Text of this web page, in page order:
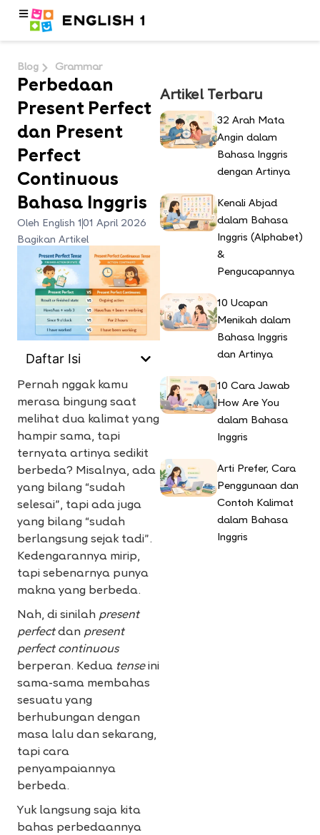
Blog Grammar
Perbedaan
Present Perfect
dan Present
Perfect
Continuous
Bahasa Inggris
Oleh English 1 01 April 2026
Bagikan Artikel
Daftar Isi
Pernah nggak kamu
merasa bingung saat
melihat dua kalimat yang
hampir sama, tapi
ternyata artinya sedikit
berbeda? Misalnya, ada
yang bilang “sudah
selesai”, tapi ada juga
yang bilang “sudah
berlangsung sejak tadi”.
Kedengarannya mirip,
tapi sebenarnya punya
makna yang berbeda.
Nah, di sinilah present
perfectdan present
perfect continuous
berperan. Kedua tenseini
sama-sama membahas
sesuatu yang
berhubungan dengan
masa lalu dan sekarang,
tapi cara
penyampaiannya
berbeda.
Yuk langsung saja kita
bahas perbedaannya
Artikel Terbaru
32 Arah Mata
Angin dalam
Bahasa Inggris
dengan Artinya
Kenali Abjad
dalam Bahasa
Inggris (Alphabet)
&
Pengucapannya
10 Ucapan
Menikah dalam
Bahasa Inggris
dan Artinya
10 Cara Jawab
How Are You
dalam Bahasa
Inggris
Arti Prefer, Cara
Penggunaan dan
Contoh Kalimat
dalam Bahasa
Inggris